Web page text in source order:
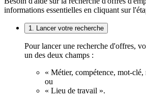
informations essentielles en cliquant sur
1. Lancer votre recherche
Pour lancer une recherche d'offres,
un des deux champs :
« Métier, compétence, mot-clé,
ou
« Lieu de travail ».